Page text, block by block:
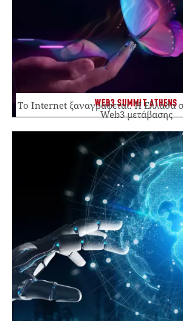
WEB3 SUMMIT ATHENS
Το Internet ξαναγράφεται. Η Ελλάδα
Web3 μετάβασης